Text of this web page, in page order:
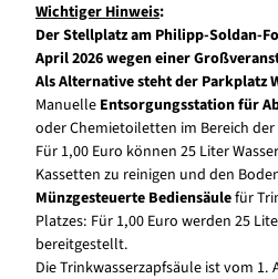
Wichtiger Hinweis:
Der Stellplatz am Philipp-Soldan-
April 2026wegen einer
Als Alternative steht der Parkplatz
Manuelle Entsorgungsstation für
oder Chemietoiletten im Bereich
Für 1,00 Euro können 25 Liter
Kassetten zu reinigen und den
Münzgesteuerte Bediensäulefür
Platzes: Für 1,00 Euro werden 25
bereitgestellt.
Die Trinkwasserzapfsäule ist vom 1.